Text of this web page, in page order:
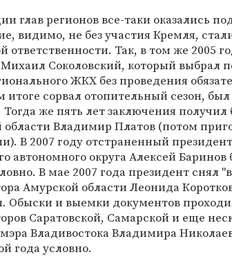
глав регионов все-таки оказались
видимо, не без участия Кремля,
ответственности. Так, в том же 2005
Соколовский, который выбрал
ЖКХ без проведения
итоге сорвал отопительный сезон,
же пять лет заключения
области Владимир Платов (потом
В 2007 году отстраненный
автономного округа Алексей
В мае 2007 года президент снял
Амурской области Леонида
Обыски и выемки документов
Саратовской, Самарской и еще
Владивостока Владимира
года условно.